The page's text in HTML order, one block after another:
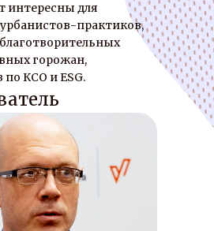
интересны для
практиков,
горожан,
по КСО и ESG.